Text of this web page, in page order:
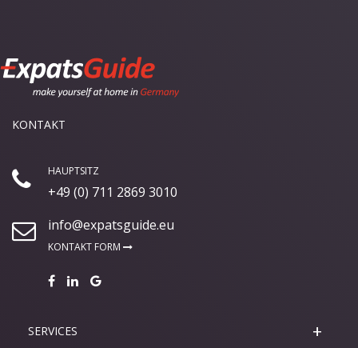
KONTAKT
HAUPTSITZ
+49 (0) 711 2869 3010
info@expatsguide.eu
KONTAKT FORM
SERVICES